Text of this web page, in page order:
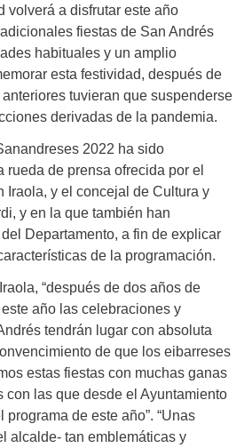
volverá a disfrutar este año
fiestas de San Andrés
habituales y un amplio
esta festividad, después de
tuvieran que suspenderse
derivadas de la pandemia.
2022 ha sido
rueda de prensa ofrecida por el
Iraola, y el concejal de Cultura y
y en la que también han
Departamento, a fin de explicar
de la programación.
“después de dos años de
año las celebraciones y
tendrán lugar con absoluta
de que los eibarreses
estas fiestas con muchas ganas
con las que desde el Ayuntamiento
de este año”. “Unas
alcalde- tan emblemáticas y